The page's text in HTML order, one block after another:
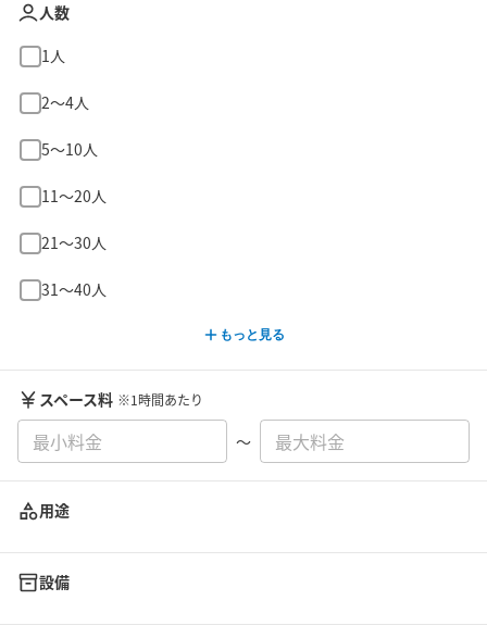
人数
1人
2〜4人
5〜10人
11〜20人
21〜30人
31〜40人
もっと見る
スペース料 ※1時間あたり
〜
用途
設備